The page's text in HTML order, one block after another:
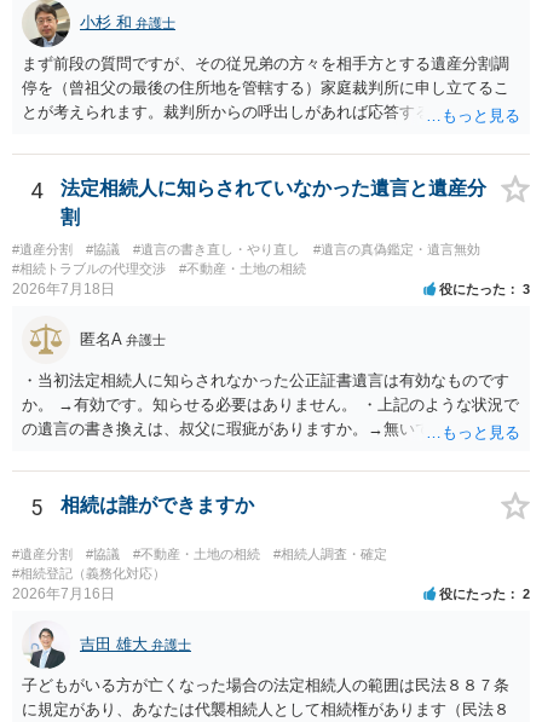
小杉 和 弁護士
まず前段の質問ですが、その従兄弟の方々を相手方とする遺産分割調
停を（曾祖父の最後の住所地を管轄する）家庭裁判所に申し立てるこ
とが考えられます。裁判所からの呼出しがあれば応答する可能性がま
能と思われます。時間が思った以上にないので必要書類をてきぱきと
揃える必要があります。その点是非御注意ください。
4
法定相続人に知らされていなかった遺言と遺産分
割
#遺産分割 #協議 #遺言の書き直し・やり直し
#遺言の真偽鑑定・遺言無効
#相続トラブルの代理交渉
#不動産・土地の相続
2026年7月18日 役にたった 3
匿名A 弁護士
・当初法定相続人に知らされなかった公正証書遺言は有効なものです
か。 →有効です。知らせる必要はありません。 ・上記のような状況で
の遺言の書き換えは、叔父に瑕疵がありますか。→無いです。 ・分割
ますか。 →本人が自由に決められますので、どこが妥当とは言えない
です。客観的な基準もありません。 ・できれば穏やかに、分割を拒否
することはできますか。 →分割を拒否するということは、遺産はいら
ないということでしょうか。遺言で、受取を指定されててもいらない
と拒否することはできます。理由を説明する必要はありません。
5 相続は誰ができますか
#遺産分割 #協議 #不動産・土地の相続
#相続人調査・確定
#相続登記（義務化対応）
2026年7月16日 役にたった 2
吉田 雄大 弁護士
子どもがいる方が亡くなった場合の法定相続人の範囲は民法８８７条
に規定があり、あなたは代襲相続人として相続権があります（民法８